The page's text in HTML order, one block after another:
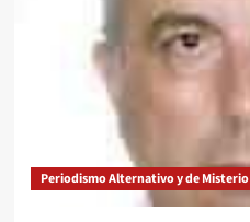
Periodismo Alternativo y de Misterio